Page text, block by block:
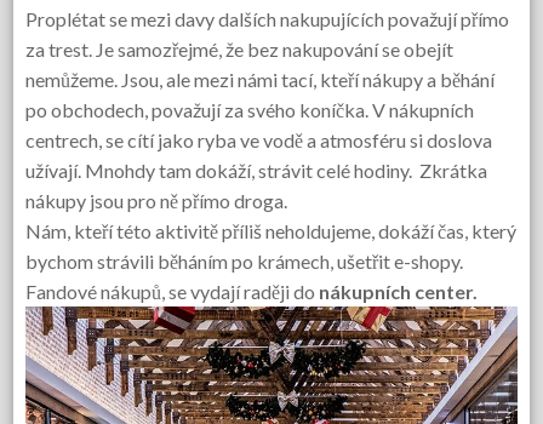
Proplétat se mezi davy dalších nakupujících považují přímo
za trest. Je samozřejmé, že bez nakupování se obejít
nemůžeme. Jsou, ale mezi námi tací, kteří nákupy a běhání
po obchodech, považují za svého koníčka. V nákupních
centrech, se cítí jako ryba ve vodě a atmosféru si doslova
užívají. Mnohdy tam dokáží, strávit celé hodiny. Zkrátka
nákupy jsou pro ně přímo droga.
Nám, kteří této aktivitě příliš neholdujeme, dokáží čas, který
bychom strávili běháním po krámech, ušetřit e-shopy.
Fandové nákupů, se vydají raději do nákupních center.